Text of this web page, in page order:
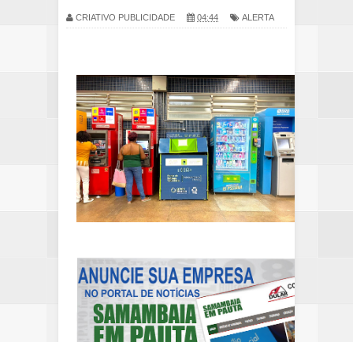
CRIATIVO PUBLICIDADE 04:44 ALERTA